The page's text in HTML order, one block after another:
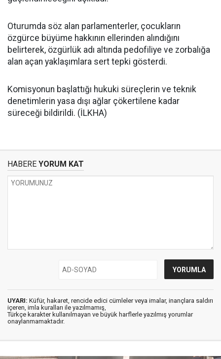
Oturumda söz alan parlamenterler, çocukların
özgürce büyüme hakkının ellerinden alındığını
belirterek, özgürlük adı altında pedofiliye ve zorbalığa
alan açan yaklaşımlara sert tepki gösterdi.
Komisyonun başlattığı hukuki süreçlerin ve teknik
denetimlerin yasa dışı ağlar çökertilene kadar
süreceği bildirildi. (İLKHA)
HABERE YORUM KAT
UYARI: Küfür, hakaret, rencide edici cümleler veya imalar, inançlara saldırı
içeren, imla kuralları ile yazılmamış,
Türkçe karakter kullanılmayan ve büyük harflerle yazılmış yorumlar
onaylanmamaktadır.